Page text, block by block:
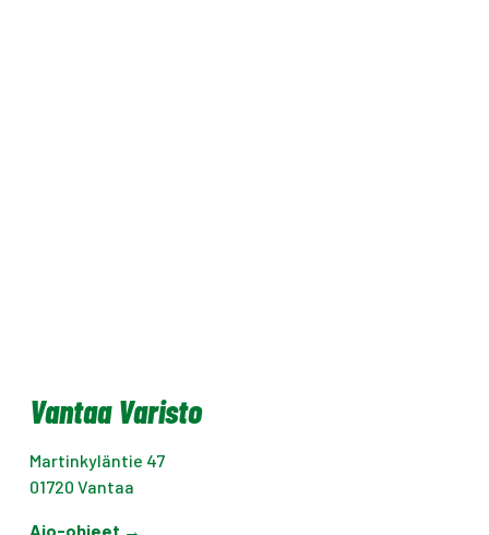
Vantaa Varisto
Martinkyläntie 47
01720 Vantaa
Ajo-ohjeet →